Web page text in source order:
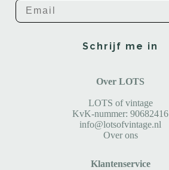
Email
Schrijf me in
Over LOTS
LOTS of vintage
KvK-nummer: 90682416
info@lotsofvintage.nl
Over ons
Klantenservice